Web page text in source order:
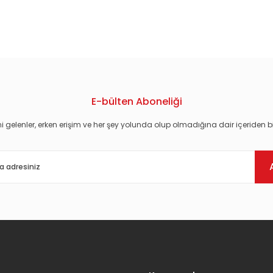
E-bülten Aboneliği
gelenler, erken erişim ve her şey yolunda olup olmadığına dair içeriden